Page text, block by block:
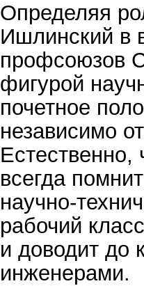
Определяя
Ишлинский в
профсоюзов
фигурой
почетное
независимо
всегда
научно-
рабочий
и доводит до
инженерами.